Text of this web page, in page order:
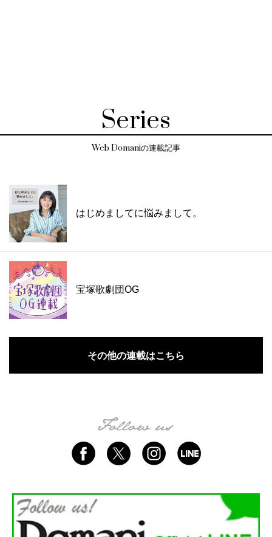
Series
Web Domaniの連載記事
はじめましてに悩みまして。
宝塚歌劇団OG
その他の連載はこちら